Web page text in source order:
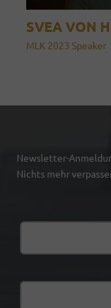
SVEA VON
MLK 2023 Speaker
Newsletter-
Nichts mehr